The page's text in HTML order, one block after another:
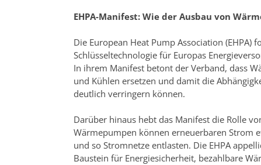
EHPA-Manifest: Wie der Ausbau von
Die European Heat Pump Association
Schlüsseltechnologie für Europas
In ihrem Manifest betont der Verband, dass
und Kühlen ersetzen und damit die
deutlich verringern können.
Darüber hinaus hebt das Manifest die Rolle
Wärmepumpen können erneuerbaren Strom
und so Stromnetze entlasten. Die EHPA
Baustein für Energiesicherheit, bezahlbare